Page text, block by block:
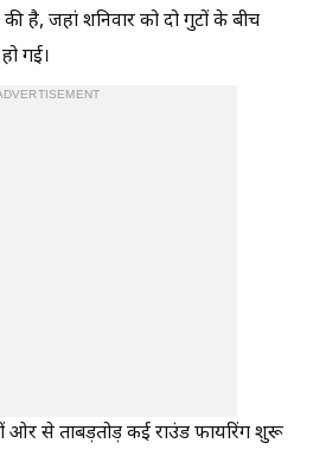
है, जहां शनिवार को दो गुटों के बीच
गई।
ओर से ताबड़तोड़ कई राउंड फायरिंग शुरू